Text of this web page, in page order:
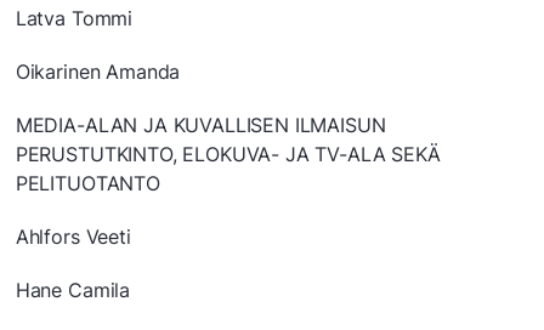
Latva Tommi
Oikarinen Amanda
MEDIA-ALAN JA KUVALLISEN ILMAISUN
PERUSTUTKINTO, ELOKUVA- JA TV-ALA SEKÄ
PELITUOTANTO
Ahlfors Veeti
Hane Camila